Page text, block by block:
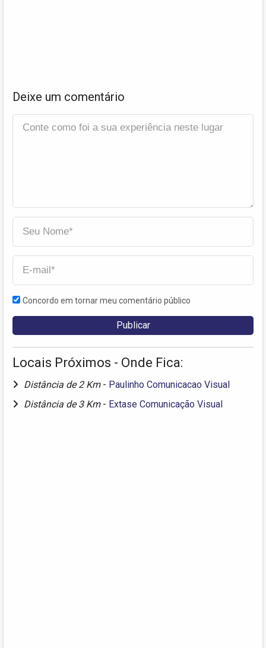
Deixe um comentário
Concordo em tornar meu comentário público
Locais Próximos - Onde Fica:
Distância de 2 Km - Paulinho Comunicacao Visual
Distância de 3 Km - Extase Comunicação Visual